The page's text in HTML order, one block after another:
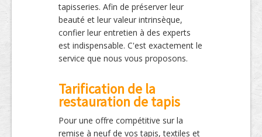
tapisseries. Afin de préserver leur
beauté et leur valeur intrinsèque,
confier leur entretien à des experts
est indispensable. C'est exactement le
service que nous vous proposons.
Tarification de la
restauration de tapis
Pour une offre compétitive sur la
remise à neuf de vos tapis, textiles et